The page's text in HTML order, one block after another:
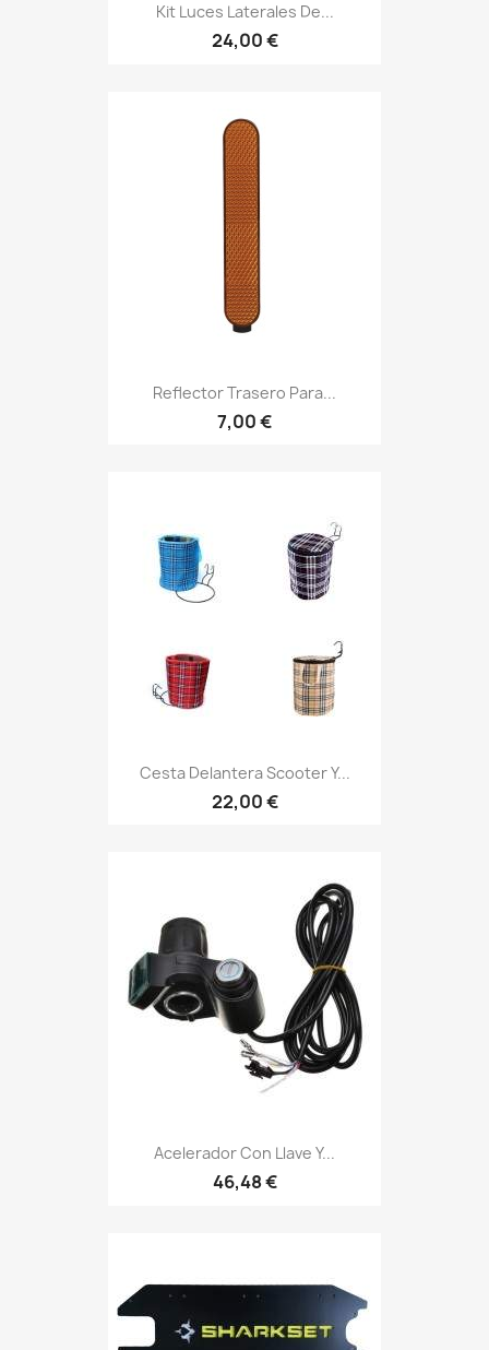
Kit Luces Laterales De...
24,00 €
Reflector Trasero Para...
7,00 €
Cesta Delantera Scooter Y...
22,00 €
Acelerador Con Llave Y...
46,48 €